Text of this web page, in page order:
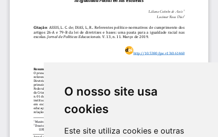
O nosso site usa
cookies
Este site utiliza cookies e outras